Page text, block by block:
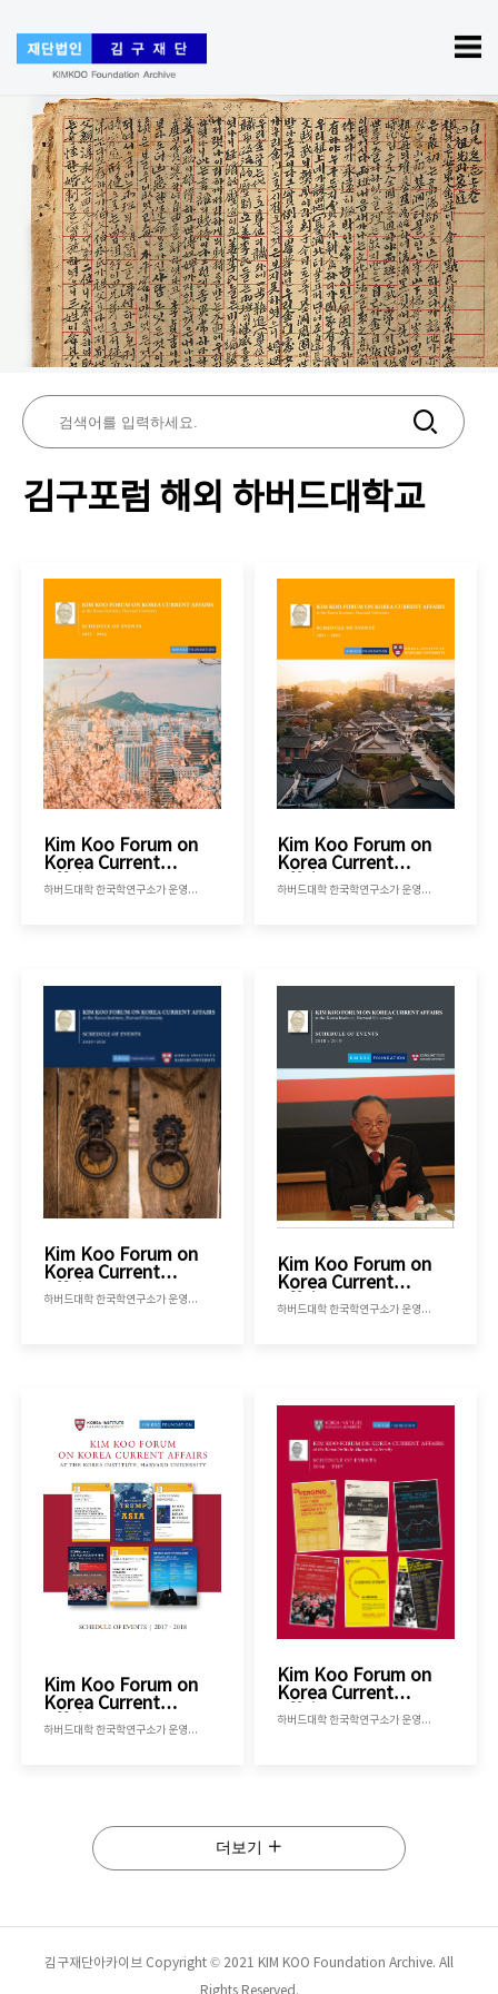
김구포럼 해외 하버드대학교
Kim Koo Forum on
Korea Current
Affairs 2023-2024하버드대학 한국학연구소가 운영하는 김구포럼으로 2023년 가을학기부터 2024년 봄학기까지 진행된 김구포럼의 내용을 정리한 책자 입니다.
Kim Koo Forum on
Korea Current
Affairs 2021-2022하버드대학 한국학연구소가 운영하는 김구포럼으로 2021년 가을학기부터 2022년 봄학기까지 진행된 김구포럼의 내용을 정리한 책자 입니다.
Kim Koo Forum on
Korea Current
Affairs 2020-2021하버드대학 한국학연구소가 운영하는 김구포럼으로 2020년 가을학기부터 2021년 봄학기까지 진행된 김구포럼의 내용을 정리한 책자 입니다.
Kim Koo Forum on
Korea Current
Affairs 2018-2019하버드대학 한국학연구소가 운영하는 김구포럼으로 2018년 가을학기부터 2019년 봄학기까지 진행된 김구포럼의 내용을 정리한 책자 입니다.
Kim Koo Forum on
Korea Current
Affairs 2017-2018하버드대학 한국학연구소가 운영하는 김구포럼으로 2017년 가을학기부터 2018년 봄학기까지 진행된 김구포럼의 내용을 정리한 책자 입니다.
Kim Koo Forum on
Korea Current
Affairs 2016-2017하버드대학 한국학연구소가 운영하는 김구포럼으로 2016년 가을학기부터 2017년 봄학기까지 진행된 김구포럼의 내용을 정리한 책자 입니다.
더보기
김구재단아카이브 Copyright © 2021 KIM KOO Foundation Archive. All